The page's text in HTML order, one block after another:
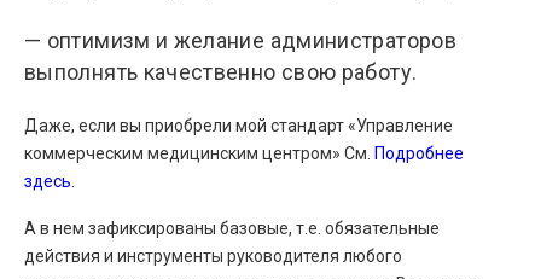
— оптимизм и желание администраторов
выполнять качественно свою работу.
Даже, если вы приобрели мой стандарт «Управление
коммерческим медицинским центром» См. Подробнее
здесь.
А в нем зафиксированы базовые, т.е. обязательные
действия и инструменты руководителя любого